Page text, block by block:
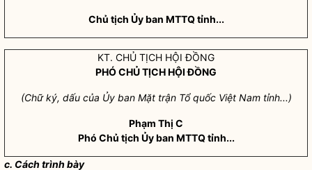
Chủ tịch Ủy ban MTTQ tỉnh...
KT. CHỦ TỊCH HỘI ĐỒNG
PHÓ CHỦ TỊCH HỘI ĐỒNG
(Chữ ký, dấu của Ủy ban Mặt trận Tổ quốc Việt Nam tỉnh...)
Phạm Thị C
Phó Chủ tịch Ủyban MTTQ tỉnh...
c. Cách trình bày